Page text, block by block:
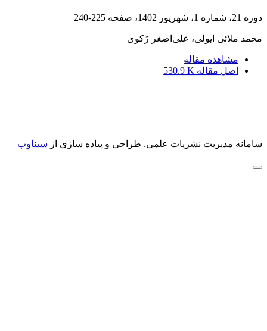
دوره 21، شماره 1، شهریور 1402، صفحه 225-240
محمد ملائی ایولی، علی‌اصغر زَکوی
مشاهده مقاله
اصل مقاله 530.9 K
سامانه مدیریت نشریات علمی. طراحی و پیاده سازی از سیناوب